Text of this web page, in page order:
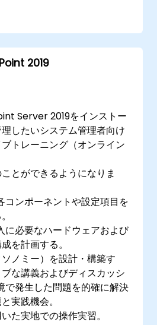
、説明、アイコンなどのサ
設定
2019
Server 2019をインストー
したいシステム管理者向け
トレーニング（オンライン
とができるようになりま
ンポーネントや設定項目を
必要なハードウェアおよび
を計画する。
ノミー）を設計・構築す
発生した問題を的確に解決
な講義およびディスカッシ
実践機会。
た実地での操作実習。